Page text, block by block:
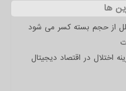
ها
از حجم بسته کسر می شود
اختلال در اقتصاد دیجیتال